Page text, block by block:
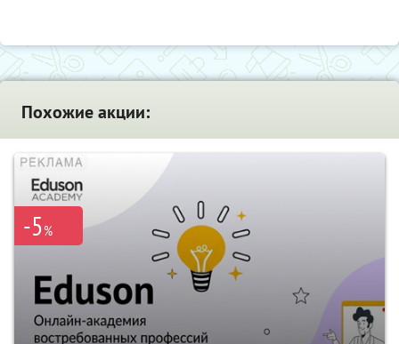
Похожие акции:
-5%